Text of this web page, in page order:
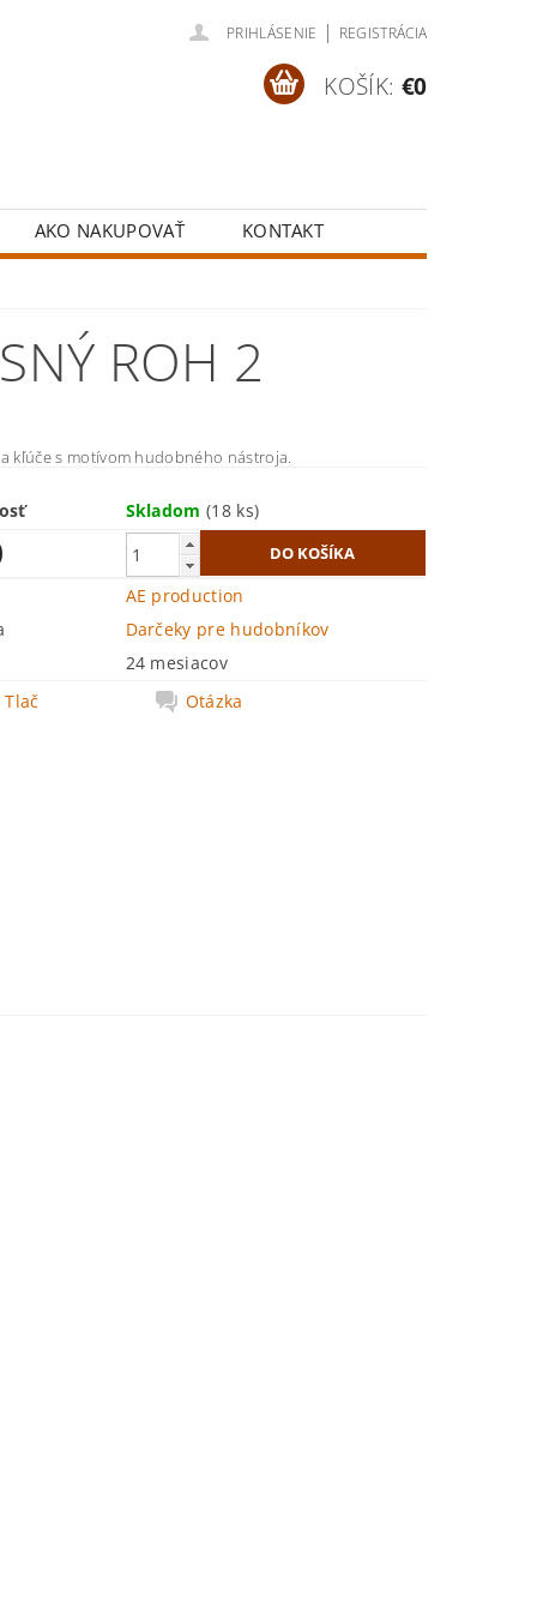
PRIHLÁSENIE | REGISTRÁCIA
KOŠÍK: €0
AKO NAKUPOVAŤ KONTAKT
ROH 2
kľúče s motívom hudobného nástroja.
Skladom(18 ks)
AE production
Darčeky pre hudobníkov
24 mesiacov
Tlač
Otázka